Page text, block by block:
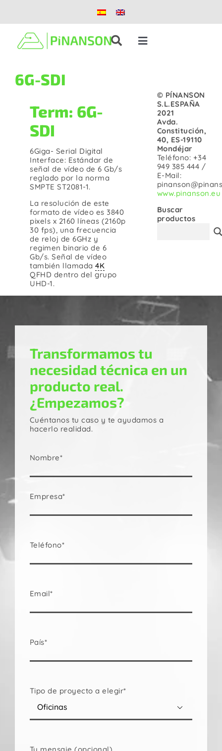
contenido
Toggle
Casos de éxito
Nosotros
Contacto
6G-SDI
Term: 6G-
SDI
6Giga- Serial Digital
Interface: Estándar de
señal de vídeo de 6 Gb/s
reglado por la norma
SMPTE ST2081-1.
La resolución de este
formato de vídeo es 3840
pixels x 2160 líneas (2160p
30 fps), una frecuencia
de reloj de 6GHz y
regimen binario de 6
Gb/s. Señal de vídeo
también llamada 4K
QFHD dentro del grupo
UHD-1.
© PÍNANSON
S.L.ESPAÑA
2021
Avda.
Constitución,
40, ES-19110
Mondéjar
Teléfono: +34
949 385 444 /
E-Mail:
www.pinanson.eu
Buscar
productos
Transformamos tu
necesidad técnica en un
producto real.
¿Empezamos?
Cuéntanos tu caso y te ayudamos a
hacerlo realidad.
Nombre*
Empresa*
Teléfono*
Email*
País*
Tipo de proyecto a elegir*
